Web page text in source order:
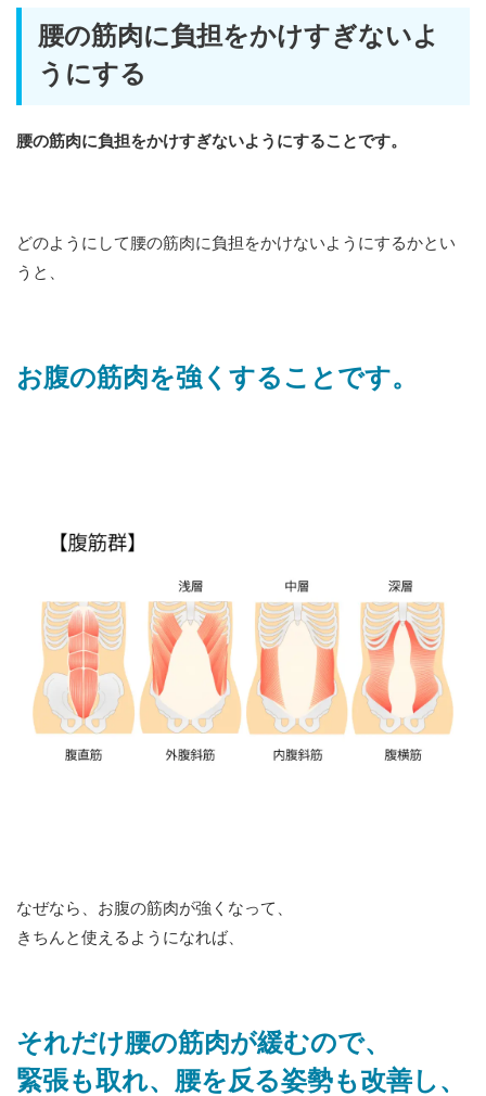
腰の筋肉に負担をかけすぎないよ
うにする
腰の筋肉に負担をかけすぎないようにすることです。
どのようにして腰の筋肉に負担をかけないようにするかとい
うと、
お腹の筋肉を強くすることです。
なぜなら、お腹の筋肉が強くなって、
きちんと使えるようになれば、
それだけ腰の筋肉が緩むので、
緊張も取れ、腰を反る姿勢も改善し、